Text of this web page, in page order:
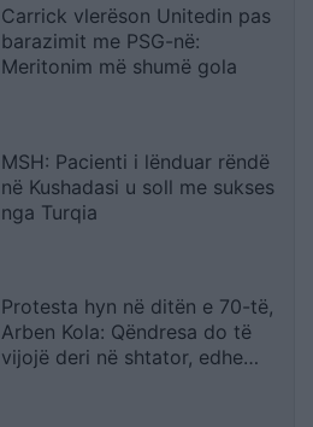
Carrick vlerëson Unitedin pas
barazimit me PSG-në:
Meritonim më shumë gola
MSH: Pacienti i lënduar rëndë
në Kushadasi u soll me sukses
nga Turqia
Protesta hyn në ditën e 70-të,
Arben Kola: Qëndresa do të
vijojë deri në shtator, edhe